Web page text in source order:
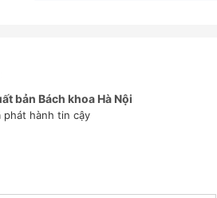
bản Bách khoa Hà Nội
phát hành tin cậy